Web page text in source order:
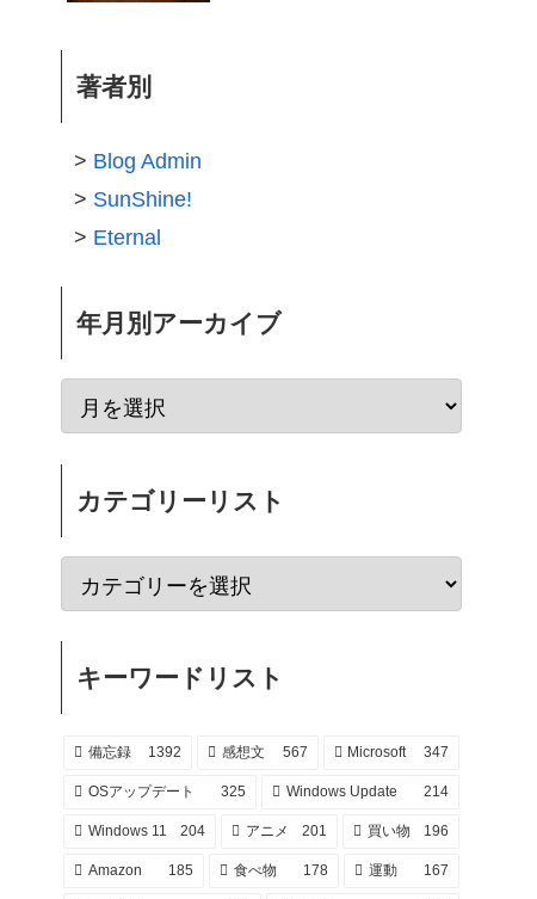
著者別
Blog Admin
SunShine!
Eternal
年月別アーカイブ
カテゴリーリスト
キーワードリスト
備忘録 1392 感想文 567 Microsoft 347
OSアップデート 325 Windows Update 214
Windows 11 204 アニメ 201 買い物 196
Amazon 185 食べ物 178 運動 167